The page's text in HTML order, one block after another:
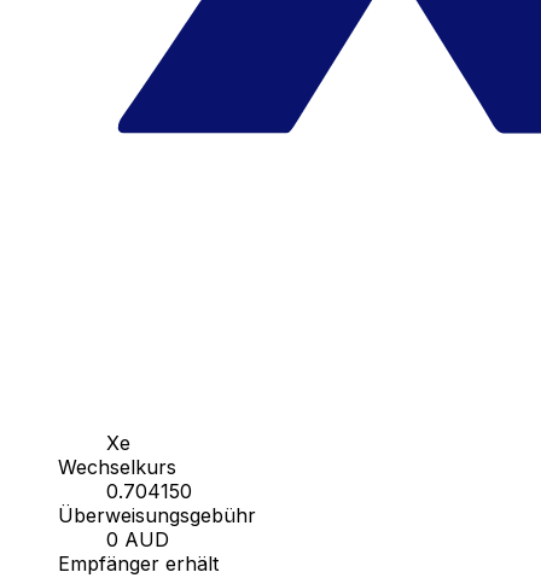
Xe
Wechselkurs
0.704150
Überweisungsgebühr
0 AUD
Empfänger erhält